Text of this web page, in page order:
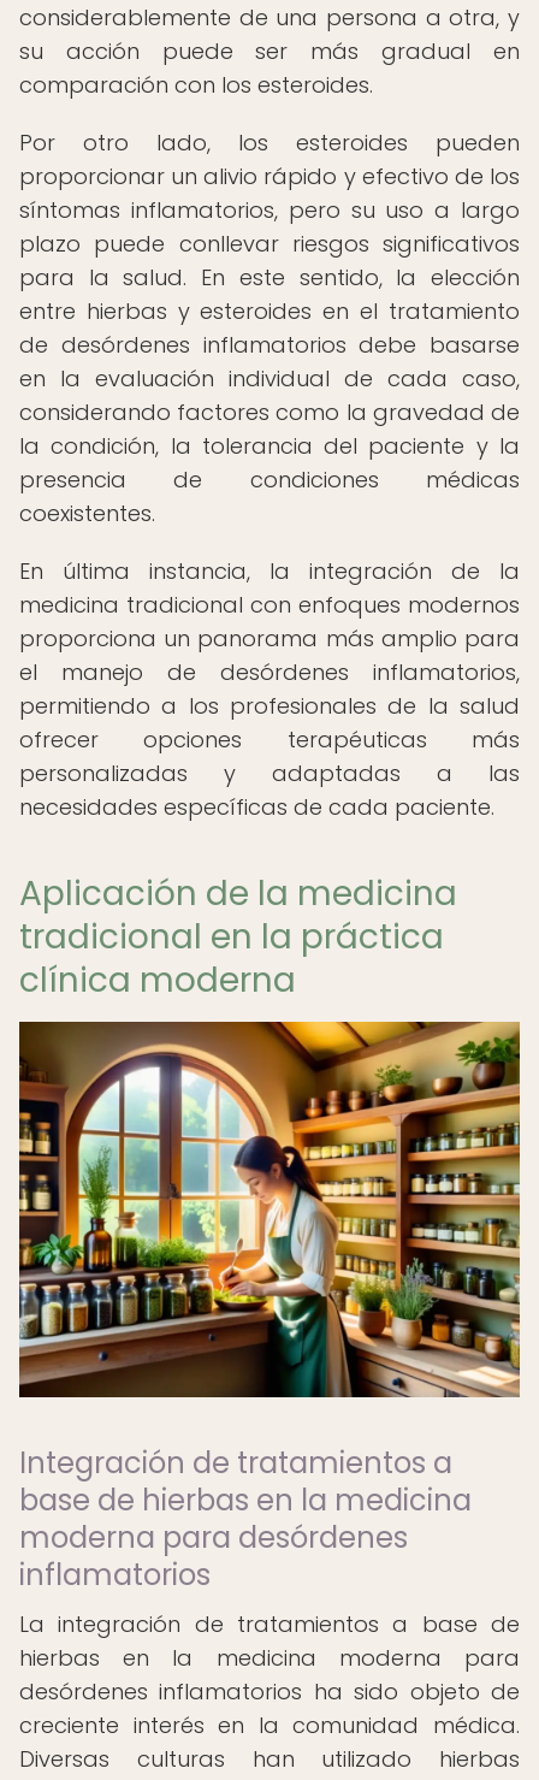
considerablemente de una persona a otra, y
su acción puede ser más gradual en
comparación con los esteroides.
Por otro lado, los esteroides pueden
proporcionar un alivio rápido y efectivo de los
síntomas inflamatorios, pero su uso a largo
plazo puede conllevar riesgos significativos
para la salud. En este sentido, la elección
entre hierbas y esteroides en el tratamiento
de desórdenes inflamatorios debe basarse
en la evaluación individual de cada caso,
considerando factores como la gravedad de
la condición, la tolerancia del paciente y la
presencia de condiciones médicas
coexistentes.
En última instancia, la integración de la
medicina tradicional con enfoques modernos
proporciona un panorama más amplio para
el manejo de desórdenes inflamatorios,
permitiendo a los profesionales de la salud
ofrecer opciones terapéuticas más
personalizadas y adaptadas a las
necesidades específicas de cada paciente.
Aplicación de la medicina
tradicional en la práctica
clínica moderna
Integración de tratamientos a
base de hierbas en la medicina
moderna para desórdenes
inflamatorios
La integración de tratamientos a base de
hierbas en la medicina moderna para
desórdenes inflamatorios ha sido objeto de
creciente interés en la comunidad médica.
Diversas culturas han utilizado hierbas